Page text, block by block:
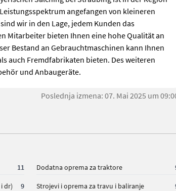
angefangen von kleineren
wir in den Lage, jedem Kunden das
Mitarbeiter bieten Ihnen eine hohe Qualität an
Bestand an Gebrauchtmaschinen kann Ihnen
auch Fremdfabrikaten bieten. Des weiteren
und Anbaugeräte.
Poslednja izmena: 07. Mai 2025 um
11 Dodatna oprema za traktore
dr) 9 Strojevi i oprema za travu i baliranje